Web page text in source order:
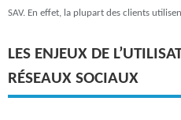
SAV. En effet, la plupart des clients
LES ENJEUX DE
RÉSEAUX SOCIAUX